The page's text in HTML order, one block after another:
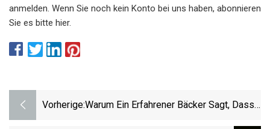
anmelden. Wenn Sie noch kein Konto bei uns haben, abonnieren
Sie es bitte hier.
Vorherige:Warum Ein Erfahrener Bäcker Sagt, Dass